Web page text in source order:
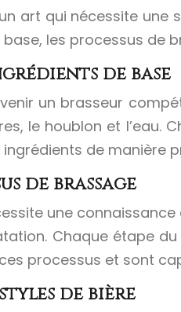
art qui nécessite une
les processus de
de base
un brasseur
le houblon et
de manière
de brassage
une
Chaque étape
processus et sont
de bière